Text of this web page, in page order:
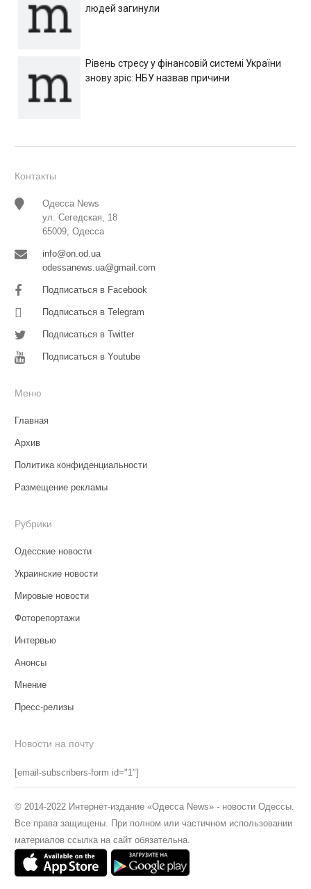
людей загинули
Рівень стресу у фінансовій системі України
знову зріс: НБУ назвав причини
Контакты
Одесса News
ул. Сегедская, 18
65009, Одесса
info@on.od.ua
odessanews.ua@gmail.com
Подписаться в Facebook
Подписаться в Telegram
Подписаться в Twitter
Подписаться в Youtube
Меню
Главная
Архив
Политика конфиденциальности
Размещение рекламы
Рубрики
Одесские новости
Украинские новости
Мировые новости
Фоторепортажи
Интервью
Анонсы
Мнение
Пресс-релизы
Новости на почту
[email-subscribers-form id="1"]
© 2014-2022 Интернет-издание «Одесса News» - новости Одессы.
Все права защищены. При полном или частичном использовании
материалов ссылка на сайт обязательна.